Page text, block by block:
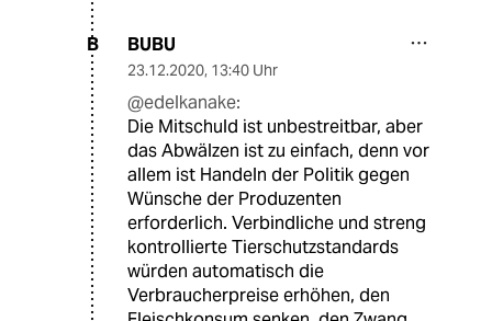
B BUBU
23.12.2020, 13:40 Uhr
@edelkanake:
Die Mitschuld ist unbestreitbar, aber
das Abwälzen ist zu einfach, denn vor
allem ist Handeln der Politik gegen
Wünsche der Produzenten
erforderlich. Verbindliche und streng
kontrollierte Tierschutzstandards
würden automatisch die
Verbraucherpreise erhöhen, den